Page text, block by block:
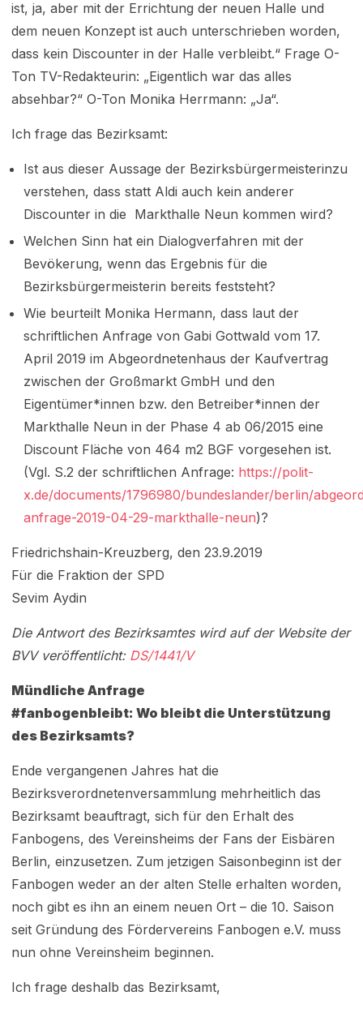
ist, ja, aber mit der Errichtung der neuen Halle und
dem neuen Konzept ist auch unterschrieben worden,
dass kein Discounter in der Halle verbleibt.“ Frage O-
Ton TV-Redakteurin: „Eigentlich war das alles
absehbar?“ O-Ton Monika Herrmann: „Ja“.
Ich frage das Bezirksamt:
Ist aus dieser Aussage der Bezirksbürgermeisterinzu
verstehen, dass statt Aldi auch kein anderer
Discounter in die Markthalle Neun kommen wird?
Welchen Sinn hat ein Dialogverfahren mit der
Bevökerung, wenn das Ergebnis für die
Bezirksbürgermeisterin bereits feststeht?
Wie beurteilt Monika Hermann, dass laut der
schriftlichen Anfrage von Gabi Gottwald vom 17.
April 2019 im Abgeordnetenhaus der Kaufvertrag
zwischen der Großmarkt GmbH und den
Eigentümer*innen bzw. den Betreiber*innen der
Markthalle Neun in der Phase 4 ab 06/2015 eine
Discount Fläche von 464 m2 BGF vorgesehen ist.
(Vgl. S.2 der schriftlichen Anfrage: https://polit-
x.de/documents/1796980/bundeslander/berlin/
anfrage-2019-04-29-markthalle-neun)?
Friedrichshain-Kreuzberg, den 23.9.2019
Für die Fraktion der SPD
Sevim Aydin
Die Antwort des Bezirksamtes wird auf der Website der
BVV veröffentlicht: DS/1441/V
Mündliche Anfrage
#fanbogenbleibt: Wo bleibt die Unterstützung
des Bezirksamts?
Ende vergangenen Jahres hat die
Bezirksverordnetenversammlung mehrheitlich das
Bezirksamt beauftragt, sich für den Erhalt des
Fanbogens, des Vereinsheims der Fans der Eisbären
Berlin, einzusetzen. Zum jetzigen Saisonbeginn ist der
Fanbogen weder an der alten Stelle erhalten worden,
noch gibt es ihn an einem neuen Ort – die 10. Saison
seit Gründung des Fördervereins Fanbogen e.V. muss
nun ohne Vereinsheim beginnen.
Ich frage deshalb das Bezirksamt,